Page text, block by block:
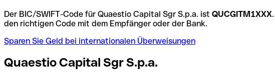
Der BIC/SWIFT-Code für Quaestio Capital Sgr S.p.a. ist QUCGITM1XXX
den richtigen Code mit dem Empfänger oder der Bank.
Sparen Sie Geld bei internationalen Überweisungen
Quaestio Capital Sgr S.p.a.